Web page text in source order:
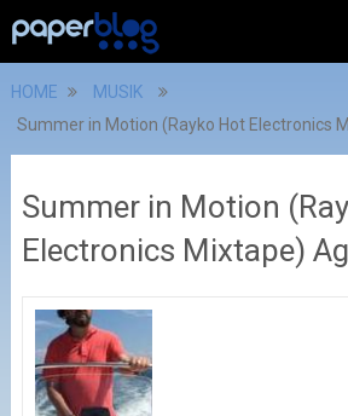
HOME
MUSIK
Summer in Motion (Rayko Hot Electronics
Summer in Motion
Electronics Mixtape)